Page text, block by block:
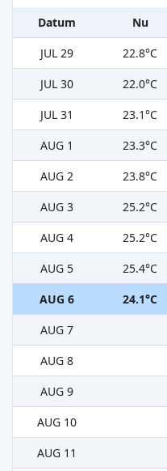
Datum Nu
JUL 29
22.8°C
JUL 30
22.0°C
JUL 31
23.1°C
AUG 1
23.3°C
AUG 2
23.8°C
AUG 3
25.2°C
AUG 4
25.2°C
AUG 5
25.4°C
AUG 6
24.1°C
AUG 7
AUG 8
AUG 9
AUG 10
AUG 11